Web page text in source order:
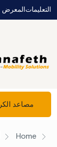
التعليماتالمعرض
مصاعد
Home